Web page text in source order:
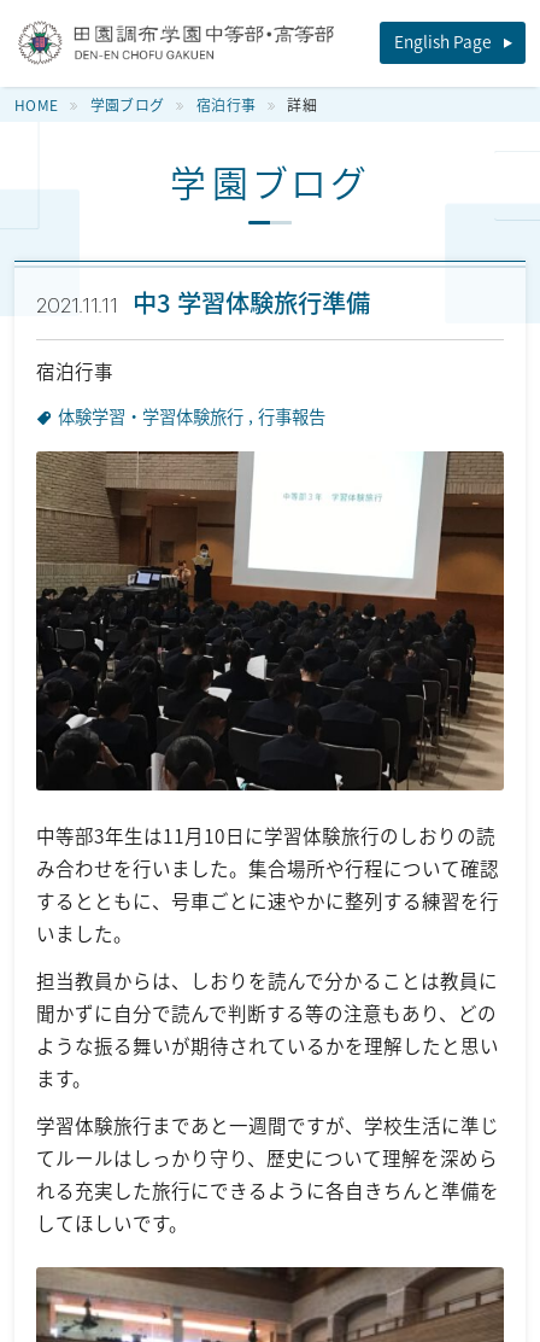
田園調布学園中等部・高等部 English Page
HOME 学園ブログ 宿泊行事 詳細
学園ブログ
2021.11.11 中3 学習体験旅行準備
宿泊行事
体験学習・学習体験旅行 行事報告
中等部3年生は11月10日に学習体験旅行のしおりの読
み合わせを行いました。集合場所や行程について確認
するとともに、号車ごとに速やかに整列する練習を行
いました。
担当教員からは、しおりを読んで分かることは教員に
聞かずに自分で読んで判断する等の注意もあり、どの
ような振る舞いが期待されているかを理解したと思い
ます。
学習体験旅行まであと一週間ですが、 学校生活に準じ
てルールはしっかり守り、歴史について理解を深めら
れる充実した旅行にできるように各自きちんと準備を
してほしいです。